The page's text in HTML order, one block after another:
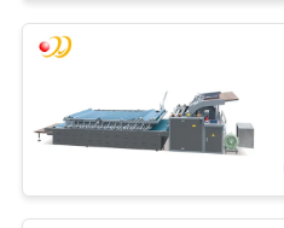
PERMINTAAN
PENAWARAN